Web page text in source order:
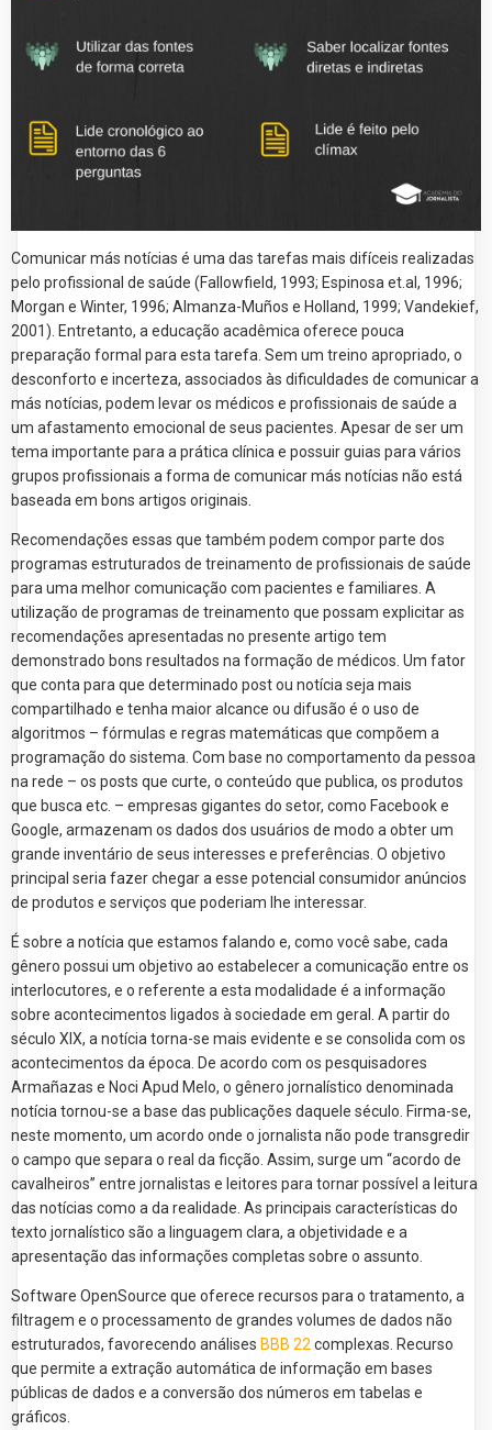
Comunicar más notícias é uma das tarefas mais difíceis realizadas
pelo profissional de saúde (Fallowfield, 1993; Espinosa et.al, 1996;
Morgan e Winter, 1996; Almanza-Muños e Holland, 1999; Vandekief,
2001). Entretanto, a educação acadêmica oferece pouca
preparação formal para esta tarefa. Sem um treino apropriado, o
desconforto e incerteza, associados às dificuldades de comunicar a
más notícias, podem levar os médicos e profissionais de saúde a
um afastamento emocional de seus pacientes. Apesar de ser um
tema importante para a prática clínica e possuir guias para vários
grupos profissionais a forma de comunicar más notícias não está
baseada em bons artigos originais.
Recomendações essas que também podem compor parte dos
programas estruturados de treinamento de profissionais de saúde
para uma melhor comunicação com pacientes e familiares. A
utilização de programas de treinamento que possam explicitar as
recomendações apresentadas no presente artigo tem
demonstrado bons resultados na formação de médicos. Um fator
que conta para que determinado post ou notícia seja mais
compartilhado e tenha maior alcance ou difusão é o uso de
algoritmos – fórmulas e regras matemáticas que compõem a
programação do sistema. Com base no comportamento da pessoa
na rede – os posts que curte, o conteúdo que publica, os produtos
que busca etc. – empresas gigantes do setor, como Facebook e
Google, armazenam os dados dos usuários de modo a obter um
grande inventário de seus interesses e preferências. O objetivo
principal seria fazer chegar a esse potencial consumidor anúncios
de produtos e serviços que poderiam lhe interessar.
É sobre a notícia que estamos falando e, como você sabe, cada
gênero possui um objetivo ao estabelecer a comunicação entre os
interlocutores, e o referente a esta modalidade é a informação
sobre acontecimentos ligados à sociedade em geral. A partir do
século XIX, a notícia torna-se mais evidente e se consolida com os
acontecimentos da época. De acordo com os pesquisadores
Armañazas e Noci Apud Melo, o gênero jornalístico denominada
notícia tornou-se a base das publicações daquele século. Firma-se,
neste momento, um acordo onde o jornalista não pode transgredir
o campo que separa o real da ficção. Assim, surge um “acordo de
cavalheiros” entre jornalistas e leitores para tornar possível a leitura
das notícias como a da realidade. As principais características do
texto jornalístico são a linguagem clara, a objetividade e a
apresentação das informações completas sobre o assunto.
Software OpenSource que oferece recursos para o tratamento, a
filtragem e o processamento de grandes volumes de dados não
estruturados, favorecendo análises BBB 22 complexas. Recurso
que permite a extração automática de informação em bases
públicas de dados e a conversão dos números em tabelas e
gráficos.